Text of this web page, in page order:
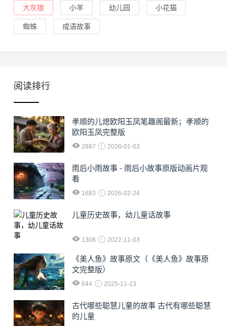
大灰狼 小羊 幼儿园 小花猫
蜘蛛 成语故事
阅读排行
孝顺的儿熄欧阳玉凤笔趣阁最新；孝顺的
欧阳玉凤完整版
2887 2026-01-03
雨后小雨故事 - 雨后小故事原版动画片观
看
1683 2026-02-24
儿童历史故事，幼儿童话故事
1308 2022-11-03
《美人鱼》故事原文（《美人鱼》故事原
文完整版）
644 2025-11-13
古代哪些聪慧儿童的故事 古代有哪些聪慧
的儿童